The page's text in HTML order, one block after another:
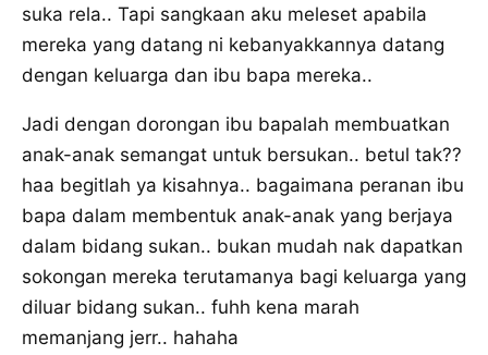
suka rela.. Tapi sangkaan aku meleset apabila
mereka yang datang ni kebanyakkannya datang
dengan keluarga dan ibu bapa mereka..
Jadi dengan dorongan ibu bapalah membuatkan
anak-anak semangat untuk bersukan.. betul tak??
haa begitlah ya kisahnya.. bagaimana peranan ibu
bapa dalam membentuk anak-anak yang berjaya
dalam bidang sukan.. bukan mudah nak dapatkan
sokongan mereka terutamanya bagi keluarga yang
diluar bidang sukan.. fuhh kena marah
memanjang jerr.. hahaha